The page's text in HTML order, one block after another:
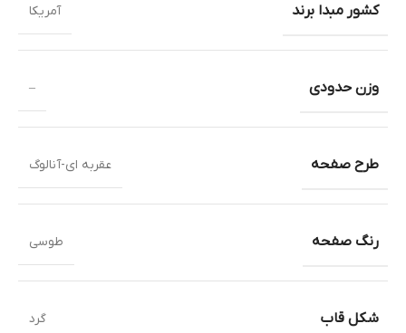
کشور مبدا برند آمریکا
وزن حدودی –
طرح صفحه عقربه ای-آنالوگ
رنگ صفحه طوسی
شکل قاب گرد